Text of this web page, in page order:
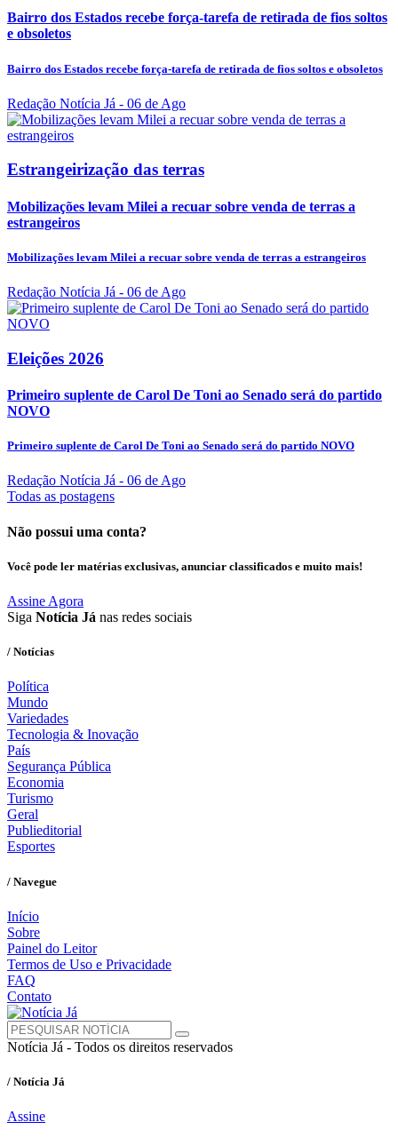
Bairro dos Estados recebe força-tarefa de retirada de fios soltos
e obsoletos
Bairro dos Estados recebe força-tarefa de retirada de fios soltos e obsoletos
Redação Notícia Já - 06 de Ago
Estrangeirização das terras
Mobilizações levam Milei a recuar sobre venda de terras a
estrangeiros
Mobilizações levam Milei a recuar sobre venda de terras a estrangeiros
Redação Notícia Já - 06 de Ago
Eleições 2026
Primeiro suplente de Carol De Toni ao Senado será do partido
NOVO
Primeiro suplente de Carol De Toni ao Senado será do partido NOVO
Redação Notícia Já - 06 de Ago
Todas as postagens
Não possui uma conta?
Você pode ler matérias exclusivas, anunciar classificados e muito mais!
Assine Agora
Siga Notícia Já nas redes sociais
/ Notícias
Política
Mundo
Variedades
Tecnologia & Inovação
País
Segurança Pública
Economia
Turismo
Geral
Publieditorial
Esportes
/ Navegue
Início
Sobre
Painel do Leitor
Termos de Uso e Privacidade
FAQ
Contato
Notícia Já - Todos os direitos reservados
/ Notícia Já
Assine